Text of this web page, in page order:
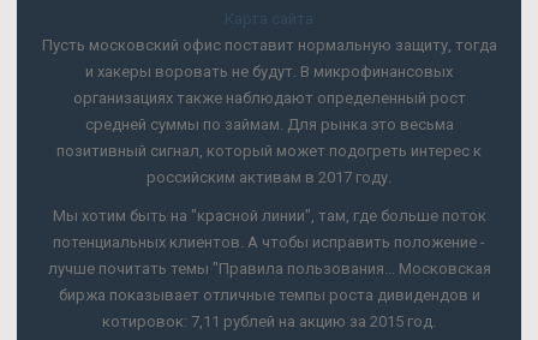
Карта сайта
Пусть московский офис поставит нормальную защиту, тогда
и хакеры воровать не будут. В микрофинансовых
организациях также наблюдают определенный рост
средней суммы по займам. Для рынка это весьма
позитивный сигнал, который может подогреть интерес к
российским активам в 2017 году.
Мы хотим быть на "красной линии", там, где больше поток
потенциальных клиентов. А чтобы исправить положение -
лучше почитать темы "Правила пользования... Московская
биржа показывает отличные темпы роста дивидендов и
котировок: 7,11 рублей на акцию за 2015 год.